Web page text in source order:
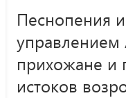
Песнопения
управлением
прихожане и
истоков